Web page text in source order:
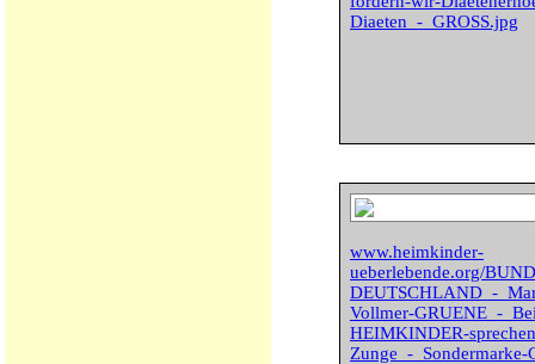
Diaeten_-_GROSS.jpg
www.heimkinder-
ueberlebende.org/
DEUTSCHLAND_-
Vollmer-GRUENE_-
HEIMKINDER-
Zunge_-_Sondermarke-